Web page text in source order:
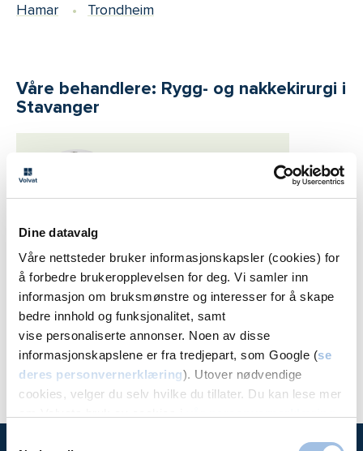
Dine datavalg
Våre nettsteder bruker informasjonskapsler (cookies) for
å forbedre brukeropplevelsen for deg. Vi samler inn
informasjon om bruksmønstre og interesser for å skape
bedre innhold og funksjonalitet, samt
vise personaliserte annonser. Noen av disse
informasjonskapslene er fra tredjepart, som Google (se
deres personvernerklæring). Utover nødvendige
cookies, velger du selv hvilke du tillater. Du kan lese mer
Hamar
Trondheim
Våre behandlere: Rygg- og nakkekirurgi i
Stavanger
Maziar Behbahani
Spesialist i Nevrokirugi
Volvat Ulriksdal, Volvat Stavanger